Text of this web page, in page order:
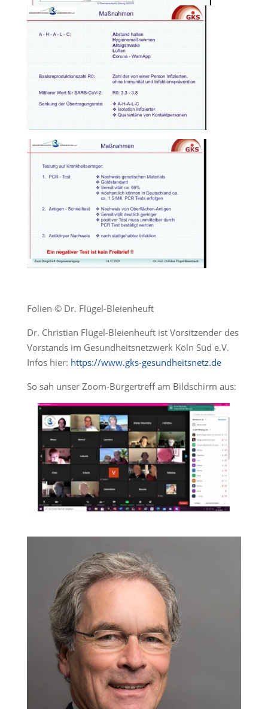
Folien ©Dr. Flügel-Bleienheuft
Dr. Christian Flügel-Bleienheuft ist Vorsitzender des
Vorstands im Gesundheitsnetzwerk Köln Süd e.V.
Infos hier: https://www.gks-gesundheitsnetz.de
So sah unser Zoom-Bürgertreff am Bildschirm aus: